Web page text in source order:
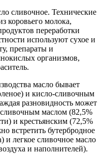
сливочное. Технические
коровьего молока,
переработки
используют сухое и
препараты и
организмов,
масло бывает
и кисло-сливочным
разновидность может
маслом (82,5%
и крестьянским (72,5%
встретить бутербродное
легкое сливочное масло
и наполнителей).